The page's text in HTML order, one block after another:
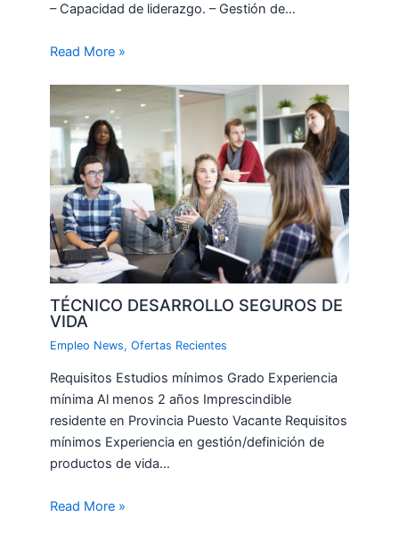
– Capacidad de liderazgo. – Gestión de…
Read More »
TÉCNICO DESARROLLO SEGUROS DE
VIDA
Empleo News,Ofertas Recientes
Requisitos Estudios mínimos Grado Experiencia
mínima Al menos 2 años Imprescindible
residente en Provincia Puesto Vacante Requisitos
mínimos Experiencia en gestión/definición de
productos de vida…
Read More »